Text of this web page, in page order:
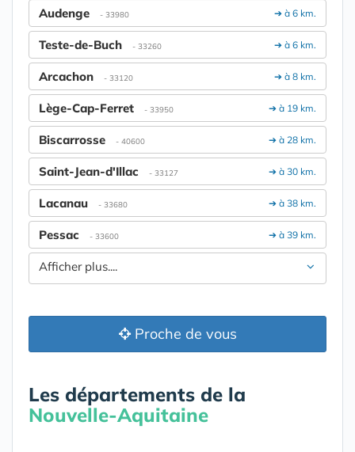
➔ à 6 km.
Audenge - 33980
➔ à 6 km.
Teste-de-Buch - 33260
➔ à 8 km.
Arcachon - 33120
➔ à 19 km.
Lège-Cap-Ferret - 33950
➔ à 28 km.
Biscarrosse - 40600
➔ à 30 km.
Saint-Jean-d'Illac - 33127
➔ à 38 km.
Lacanau - 33680
➔ à 39 km.
Pessac - 33600
Afficher plus....
Proche de vous
Les départements de la
Nouvelle-Aquitaine